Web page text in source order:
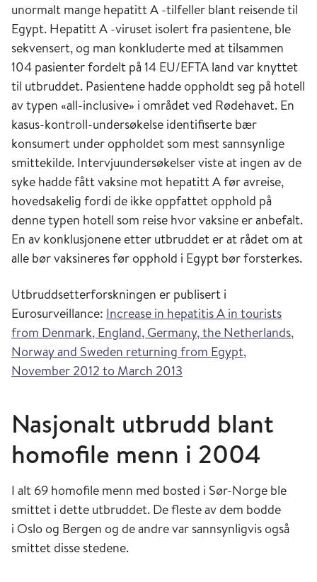
unormalt mange hepatitt A -tilfeller blant reisende til
Egypt. Hepatitt A -viruset isolert fra pasientene, ble
sekvensert, og man konkluderte med at tilsammen
104 pasienter fordelt på 14 EU/EFTA land var knyttet
til utbruddet. Pasientene hadde oppholdt seg på hotell
av typen «all-inclusive» i området ved Rødehavet. En
kasus-kontroll-undersøkelse identifiserte bær
konsumert under oppholdet som mest sannsynlige
smittekilde. Intervjuundersøkelser viste at ingen av de
syke hadde fått vaksine mot hepatitt A før avreise,
hovedsakelig fordi de ikke oppfattet opphold på
denne typen hotell som reise hvor vaksine er anbefalt.
En av konklusjonene etter utbruddet er at rådet om at
alle bør vaksineres før opphold i Egypt bør forsterkes.
Utbruddsetterforskningen er publisert i
Eurosurveillance: Increase in hepatitis A in tourists
from Denmark, England, Germany, the Netherlands,
Norway and Sweden returning from Egypt,
November 2012 to March 2013
Nasjonalt utbrudd blant
homofile menn i 2004
I alt 69 homofile menn med bosted i Sør-Norge ble
smittet i dette utbruddet. De fleste av dem bodde
i Oslo og Bergen og de andre var sannsynligvis også
smittet disse stedene.